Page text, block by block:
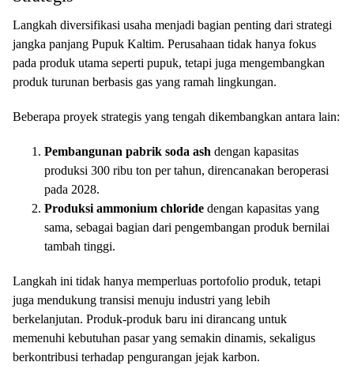
Langkah diversifikasi usaha menjadi bagian penting dari strategi
jangka panjang Pupuk Kaltim. Perusahaan tidak hanya fokus
pada produk utama seperti pupuk, tetapi juga mengembangkan
produk turunan berbasis gas yang ramah lingkungan.
Beberapa proyek strategis yang tengah dikembangkan antara lain:
Pembangunan pabrik soda ash dengan kapasitas
produksi 300 ribu ton per tahun, direncanakan beroperasi
pada 2028.
Produksi ammonium chloride dengan kapasitas yang
sama, sebagai bagian dari pengembangan produk bernilai
tambah tinggi.
Langkah ini tidak hanya memperluas portofolio produk, tetapi
juga mendukung transisi menuju industri yang lebih
berkelanjutan. Produk-produk baru ini dirancang untuk
memenuhi kebutuhan pasar yang semakin dinamis, sekaligus
berkontribusi terhadap pengurangan jejak karbon.